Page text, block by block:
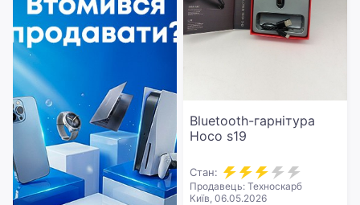
Bluetooth-гарнітура
Hoco s19
Стан:
Продавець: Техноскарб
Київ, 06.05.2026